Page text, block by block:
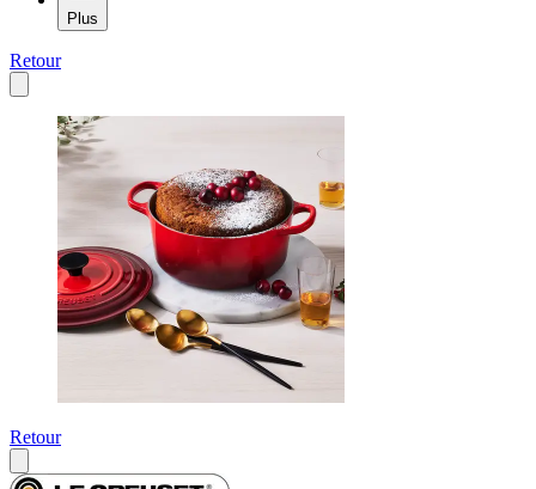
Plus
Retour
Retour